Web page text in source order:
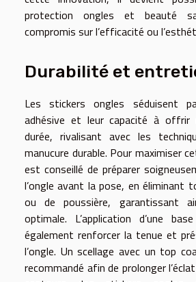
protection ongles et beauté
compromis sur l’efficacité ou
Durabilité et
Les stickers ongles séduisent
adhésive et leur capacité à offrir
durée, rivalisant avec les
manucure durable. Pour maximiser
est conseillé de préparer
l’ongle avant la pose, en éliminant
ou de poussière, garantissant
optimale. L’application d’une
également renforcer la tenue et
l’ongle. Un scellage avec un top
recommandé afin de prolonger